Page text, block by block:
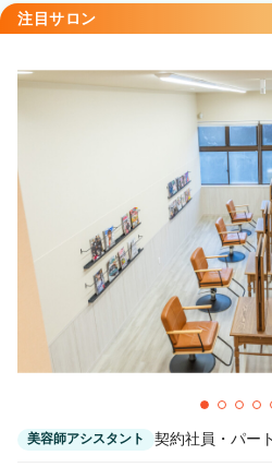
注目サロン
美容師アシスタント 契約社員・パート